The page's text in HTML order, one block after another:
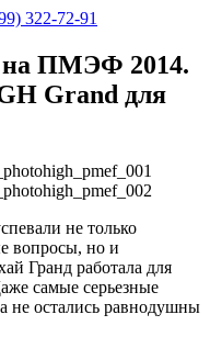
322-72-91
на ПМЭФ 2014.
Grand для
не только
вопросы, но и
Гранд работала для
самые серьезные
не остались равнодушны